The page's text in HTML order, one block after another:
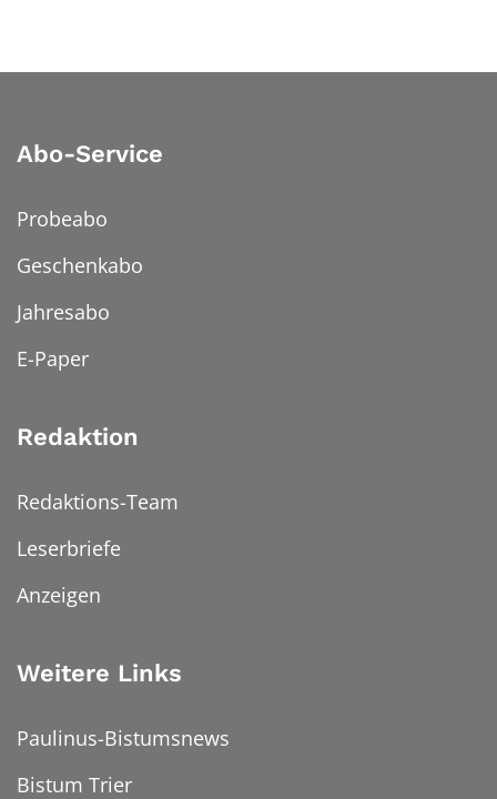
Abo-Service
Probeabo
Geschenkabo
Jahresabo
E-Paper
Redaktion
Redaktions-Team
Leserbriefe
Anzeigen
Weitere Links
Paulinus-Bistumsnews
Bistum Trier